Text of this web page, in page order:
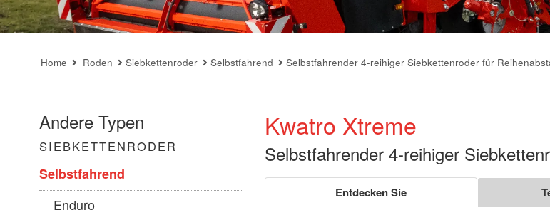
Home Roden Siebkettenroder Selbstfahrend Selbstfahrender 4-reihiger Siebkettenroder für
Andere Typen
SIEBKETTENRODER
Selbstfahrend
Enduro
Kwatro Xtreme
Selbstfahrender 4-reihiger
Entdecken Sie